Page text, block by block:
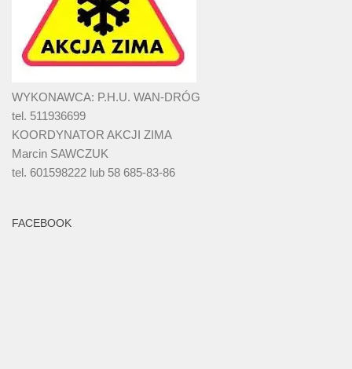
WYKONAWCA: P.H.U. WAN-DRÓG
tel. 511936699
KOORDYNATOR AKCJI ZIMA
Marcin SAWCZUK
tel. 601598222 lub 58 685-83-86
FACEBOOK